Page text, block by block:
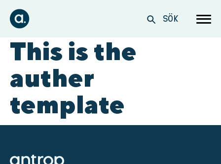
SÖK
This is the
auther
template